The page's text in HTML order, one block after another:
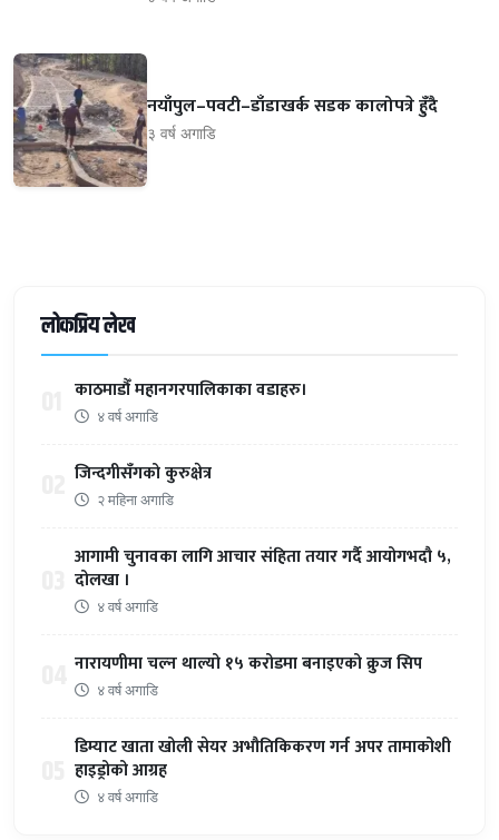
नयाँपुल–पवटी–डाँडाखर्क सडक कालोपत्रे हुँदै
३ वर्ष अगाडि
लोकप्रिय लेख
काठमाडौँ महानगरपालिकाका वडाहरु।
४ वर्ष अगाडि
जिन्दगीसँगको कुरुक्षेत्र
२ महिना अगाडि
आगामी चुनावका लागि आचार संहिता तयार गर्दै आयोगभदौ ५,
दोलखा ।
४ वर्ष अगाडि
नारायणीमा चल्न थाल्यो १५ करोडमा बनाइएको क्रुज सिप
४ वर्ष अगाडि
डिम्याट खाता खोली सेयर अभौतिकिकरण गर्न अपर तामाकोशी
हाइड्रोको आग्रह
४ वर्ष अगाडि